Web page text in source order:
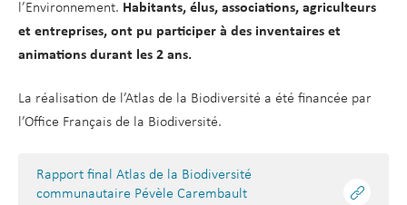
l’Environnement. Habitants, élus, associations, agriculteurs
et entreprises, ont pu participer à des inventaires et
animations durant les 2 ans.
La réalisation de l’Atlas de la Biodiversité a été financée par
l’Office Français de la Biodiversité.
Rapport final Atlas de la Biodiversité
communautaire Pévèle Carembault